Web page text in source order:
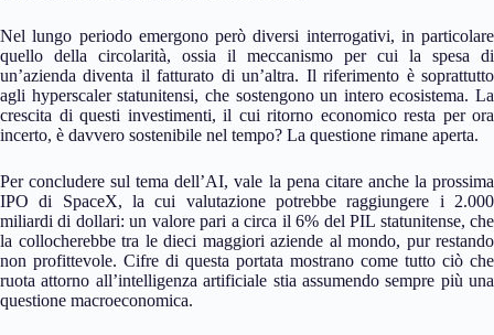
Nel lungo periodo emergono però diversi interrogativi, in particolare
quello della circolarità, ossia il meccanismo per cui la spesa di
un’azienda diventa il fatturato di un’altra. Il riferimento è soprattutto
agli hyperscaler statunitensi, che sostengono un intero ecosistema. La
crescita di questi investimenti, il cui ritorno economico resta per ora
incerto, è davvero sostenibile nel tempo? La questione rimane aperta.
Per concludere sul tema dell’AI, vale la pena citare anche la prossima
IPO di SpaceX, la cui valutazione potrebbe raggiungere i 2.000
miliardi di dollari: un valore pari a circa il 6% del PIL statunitense, che
la collocherebbe tra le dieci maggiori aziende al mondo, pur restando
non profittevole. Cifre di questa portata mostrano come tutto ciò che
ruota attorno all’intelligenza artificiale stia assumendo sempre più una
questione macroeconomica.